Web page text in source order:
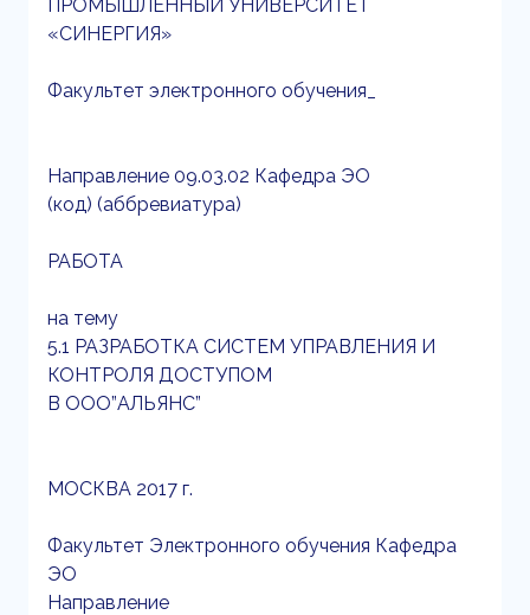
ПРОМЫШЛЕННЫЙ УНИВЕРСИТЕТ
«СИНЕРГИЯ»
Факультет электронного обучения_
Направление 09.03.02 Кафедра ЭО
(код) (аббревиатура)
РАБОТА
на тему
5.1 РАЗРАБОТКА СИСТЕМ УПРАВЛЕНИЯ И
КОНТРОЛЯ ДОСТУПОМ
В ООО”АЛЬЯНС”
МОСКВА 2017 г.
Факультет Электронного обучения Кафедра
ЭО
Направление